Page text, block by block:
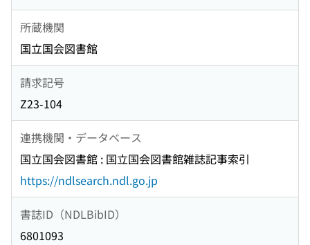
所蔵機関
国立国会図書館
請求記号
Z23-104
連携機関・データベース
国立国会図書館 : 国立国会図書館雑誌記事索引
https://ndlsearch.ndl.go.jp
書誌ID（NDLBibID）
6801093